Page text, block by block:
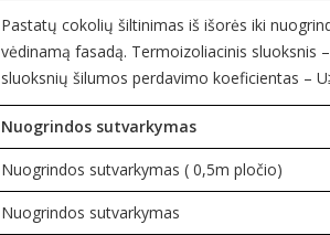
Pastatų cokolių šiltinimas iš išorės iki
vėdinamą fasadą. Termoizoliacinis sluoksnis
sluoksnių šilumos perdavimo koeficientas –
Nuogrindos sutvarkymas
Nuogrindos sutvarkymas ( 0,5m pločio)
Nuogrindos sutvarkymas